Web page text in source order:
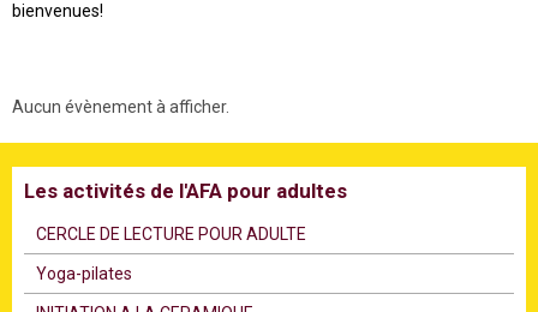
bienvenues!
Aucun évènement à afficher.
Les activités de l'AFA pour adultes
CERCLE DE LECTURE POUR ADULTE
Υoga-pilates